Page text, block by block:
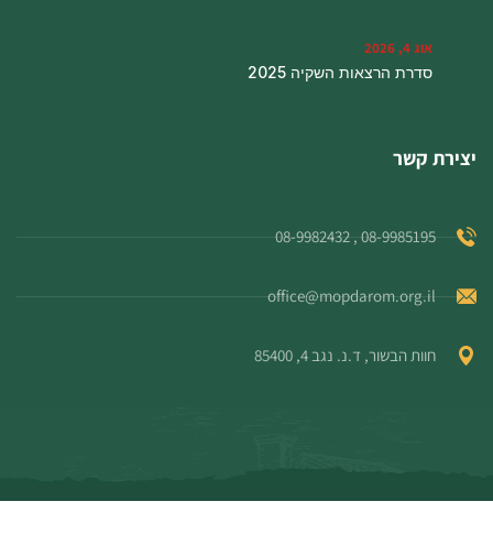
אוג 4, 2026
סדרת הרצאות השקיה 2025
יצירת קשר
08-9985195 , 08-9982432
office@mopdarom.org.il
חוות הבשור, ד.נ. נגב 4, 85400